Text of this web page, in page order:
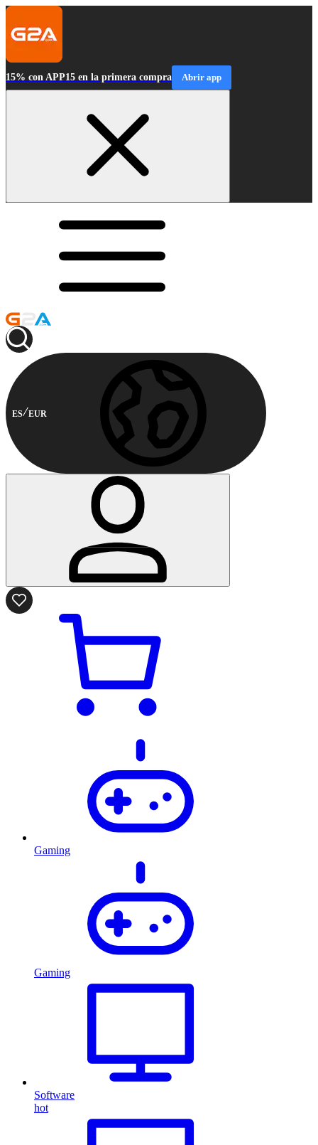
15% con APP15 en la primera compra Abrir app
ES EUR
Gaming
Gaming
Software
hot